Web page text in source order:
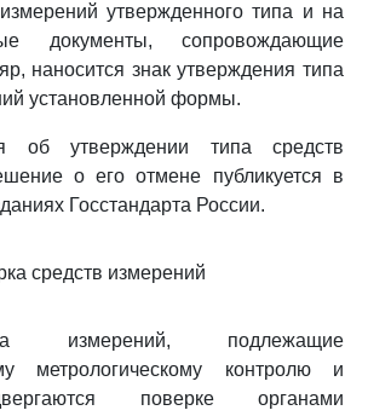
утвержденного типа и на
документы, сопровождающие
наносится знак утверждения типа
установленной формы.
об утверждении типа средств
о его отмене публикуется в
Госстандарта России.
средств измерений
измерений, подлежащие
метрологическому контролю и
поверке органами